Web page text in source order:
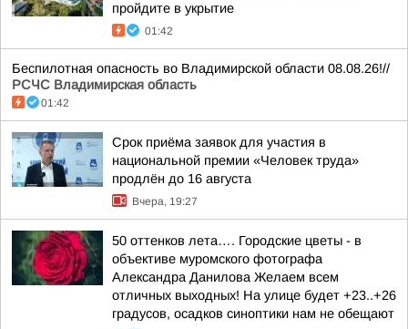
пройдите в укрытие
01:42
Беспилотная опасность во Владимирской области 08.08.26!//
РСЧС Владимирская область
01:42
Срок приёма заявок для участия в
национальной премии «Человек труда»
продлён до 16 августа
Вчера, 19:27
50 оттенков лета…. Городские цветы - в
объективе муромского фотографа
Александра Данилова Желаем всем
отличных выходных! На улице будет +23..+26
градусов, осадков синоптики нам не обещают